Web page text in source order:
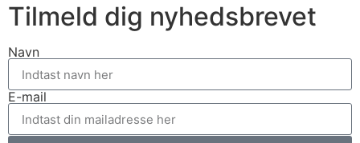
Tilmeld dig nyhedsbrevet
Navn
E-mail